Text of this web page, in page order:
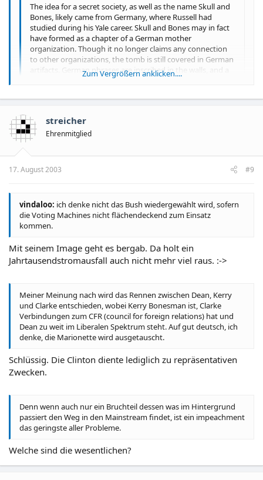
The idea for a secret society, as well as the name Skull and
Bones, likely came from Germany, where Russell had
studied during his Yale career. Skull and Bones may in fact
have formed as a chapter of a German mother
organization. Though it no longer claims any connection
to other organizations, the tomb is still covered in German
artifacts. German phrases are inscribed in the walls, and a
print of an open tomb filled with skulls, books, and other
the society's traditional songs is sung to the tune of the
Ach wusste gar nicht das unsere Hymne immer noch so heisst
Zum Vergrößern anklicken....
streicher
Ehrenmitglied
17. August 2003 #9
vindaloo: ich denke nicht das Bush wiedergewählt wird, sofern
die Voting Machines nicht flächendeckend zum Einsatz
kommen.
Mit seinem Image geht es bergab. Da holt ein
Jahrtausendstromausfall auch nicht mehr viel raus. :->
Meiner Meinung nach wird das Rennen zwischen Dean, Kerry
und Clarke entschieden, wobei Kerry Bonesman ist, Clarke
Verbindungen zum CFR (council for foreign relations) hat und
Dean zu weit im Liberalen Spektrum steht. Auf gut deutsch, ich
denke, die Marionette wird ausgetauscht.
Schlüssig. Die Clinton diente lediglich zu repräsentativen
Zwecken.
Denn wenn auch nur ein Bruchteil dessen was im Hintergrund
passiert den Weg in den Mainstream findet, ist ein impeachment
das geringste aller Probleme.
Welche sind die wesentlichen?